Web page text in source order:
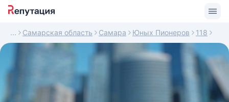
Самарская область Самара Юных Пионеров 118